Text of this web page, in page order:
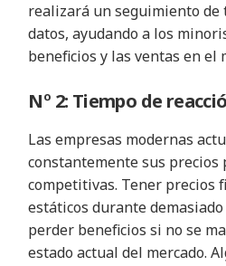
realizará un seguimiento de
datos, ayudando a los
beneficios y las ventas en el
Nº 2: Tiempo de
Las empresas modernas
constantemente sus precios
competitivas. Tener precios
estáticos durante
perder beneficios si no se
estado actual del mercado.